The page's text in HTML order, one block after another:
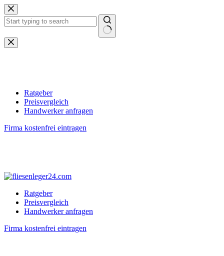
Zum
Inhalt
springen
Keine
Ergebnisse
Ratgeber
Preisvergleich
Handwerker anfragen
Firma kostenfrei eintragen
Ratgeber
Preisvergleich
Handwerker anfragen
Firma kostenfrei eintragen